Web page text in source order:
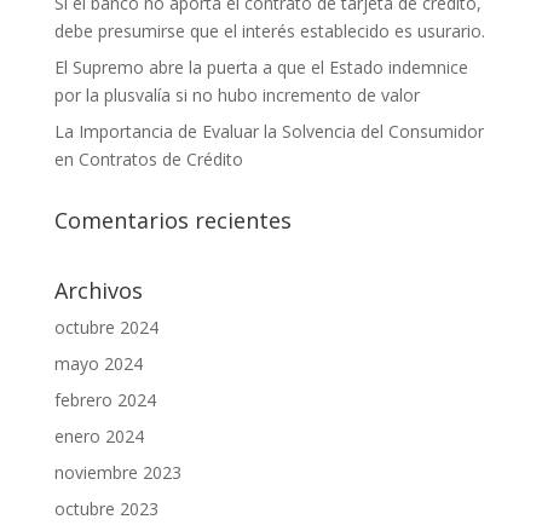
debe presumirse que el interés establecido es usurario.
El Supremo abre la puerta a que el Estado indemnice
por la plusvalía si no hubo incremento de valor
La Importancia de Evaluar la Solvencia del Consumidor
en Contratos de Crédito
Comentarios recientes
Archivos
octubre 2024
mayo 2024
febrero 2024
enero 2024
noviembre 2023
octubre 2023